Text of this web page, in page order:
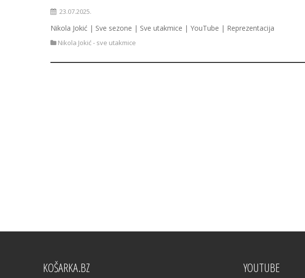
23.07.2025.
Nikola Jokić | Sve sezone | Sve utakmice | YouTube | Reprezentacija
Nikola Jokić - sve utakmice
KOŠARKA.BZ YOUTUBE